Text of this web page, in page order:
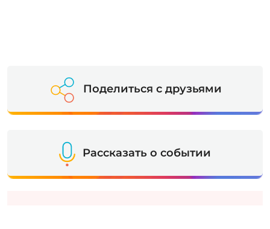
Поделиться с друзьями
Рассказать о событии